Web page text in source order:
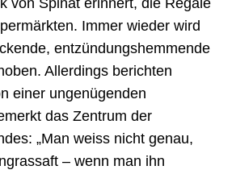
Immer wieder wird
entzündungshemmende
Allerdings berichten
einer ungenügenden
das Zentrum der
„Man weiss nicht genau,
– wenn man ihn